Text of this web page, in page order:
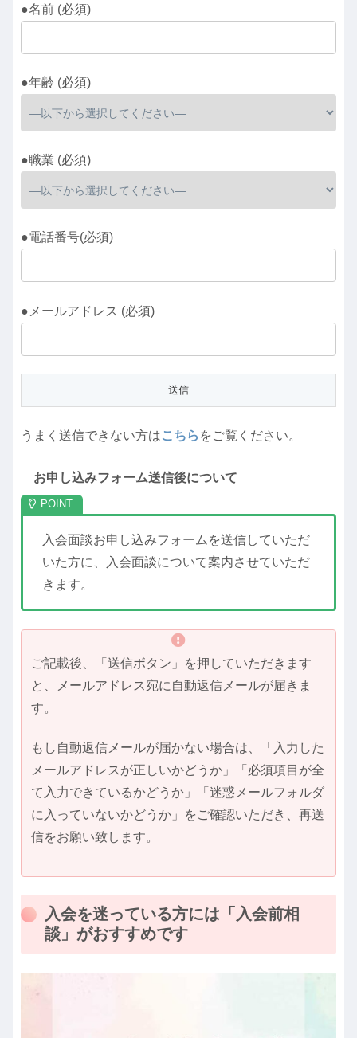
●名前 (必須)
●年齢 (必須)
●職業 (必須)
●電話番号(必須)
●メールアドレス (必須)
うまく送信できない方はこちら をご覧ください。
お申し込みフォーム送信後について
入会面談お申し込みフォームを送信していただ
いた方に、入会面談について案内させていただ
きます。
ご記載後、「送信ボタン」を押していただきます
と、メールアドレス宛に自動返信メールが届きま
す。
もし自動返信メールが届かない場合は、「入力した
メールアドレスが正しいかどうか」「必須項目が全
て入力できているかどうか」「迷惑メールフォルダ
に入っていないかどうか」をご確認いただき、再送
信をお願い致します。
入会を迷っている方には「入会前相
談」がおすすめです